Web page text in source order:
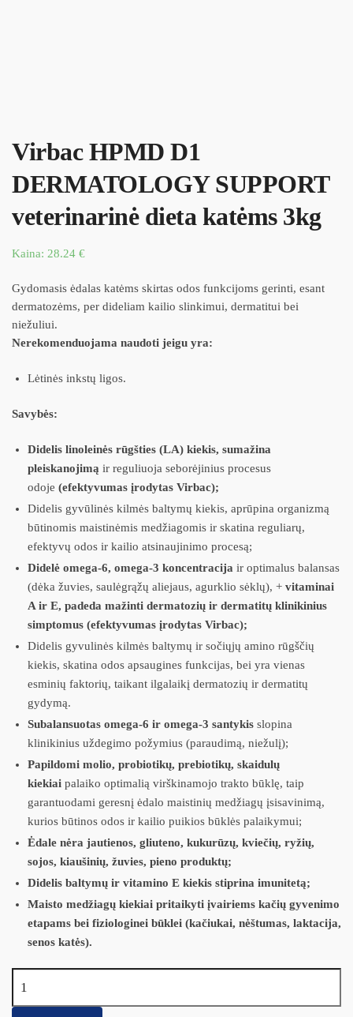
Virbac HPMD D1
DERMATOLOGY SUPPORT
veterinarinė dieta katėms 3kg
Kaina: 28.24 €
Gydomasis ėdalas katėms skirtas odos funkcijoms gerinti, esant
dermatozėms, per dideliam kailio slinkimui, dermatitui bei
niežuliui.
Nerekomenduojama naudoti jeigu yra:
Lėtinės inkstų ligos.
Savybės:
Didelis linoleinės rūgšties (LA) kiekis, sumažina
pleiskanojimą ir reguliuoja seborėjinius procesus
odoje (efektyvumas įrodytas Virbac);
Didelis gyvūlinės kilmės baltymų kiekis, aprūpina organizmą
būtinomis maistinėmis medžiagomis ir skatina reguliarų,
efektyvų odos ir kailio atsinaujinimo procesą;
Didelė omega-6, omega-3 koncentracija ir optimalus balansas
(dėka žuvies, saulėgrąžų aliejaus, agurklio sėklų), + vitaminai
A ir E, padeda mažinti dermatozių ir dermatitų klinikinius
simptomus (efektyvumas įrodytas Virbac);
Didelis gyvulinės kilmės baltymų ir sočiųjų amino rūgščių
kiekis, skatina odos apsaugines funkcijas, bei yra vienas
esminių faktorių, taikant ilgalaikį dermatozių ir dermatitų
gydymą.
Subalansuotas omega-6 ir omega-3 santykis slopina
klinikinius uždegimo požymius (paraudimą, niežulį);
Papildomi molio, probiotikų, prebiotikų, skaidulų
kiekiai palaiko optimalią virškinamojo trakto būklę, taip
garantuodami geresnį ėdalo maistinių medžiagų įsisavinimą,
kurios būtinos odos ir kailio puikios būklės palaikymui;
Ėdale nėra jautienos, gliuteno, kukurūzų, kviečių, ryžių,
sojos, kiaušinių, žuvies, pieno produktų;
Didelis baltymų ir vitamino E kiekis stiprina imunitetą;
Maisto medžiagų kiekiai pritaikyti įvairiems kačių gyvenimo
etapams bei fiziologinei būklei (kačiukai, nėštumas, laktacija,
senos katės).